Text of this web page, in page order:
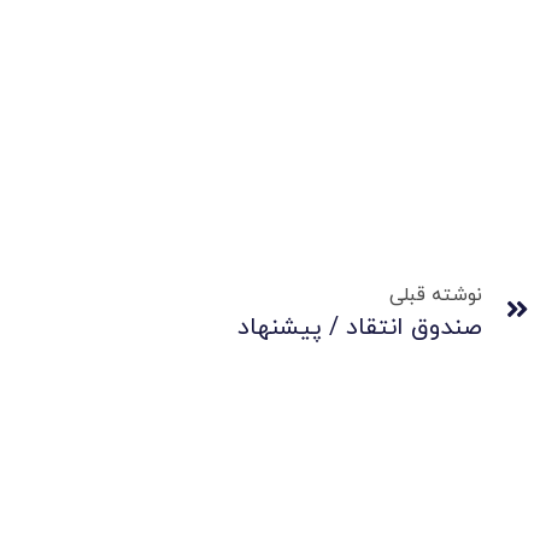
نوشته قبلی
صندوق انتقاد / پیشنهاد